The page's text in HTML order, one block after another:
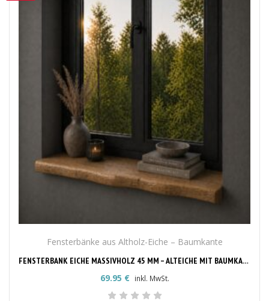
Fensterbänke aus Altholz-Eiche – Baumkante
FENSTERBANK EICHE MASSIVHOLZ 45 MM – ALTEICHE MIT BAUMKANTE, NACH MASS
69.95 € inkl. MwSt.